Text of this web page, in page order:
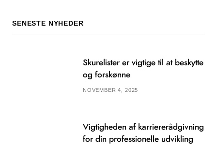
SENESTE NYHEDER
Skurelister er vigtige til at beskytte
og forskønne
NOVEMBER 4, 2025
Vigtigheden af karriererådgivning
for din professionelle udvikling